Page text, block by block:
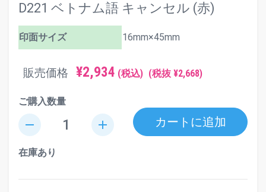
D221 ベトナム語 キャンセル (赤)
印面サイズ 16mm×45mm
販売価格 ¥2,934 (税込) (税抜 ¥2,668)
ご購入数量
remove add カートに追加
在庫あり